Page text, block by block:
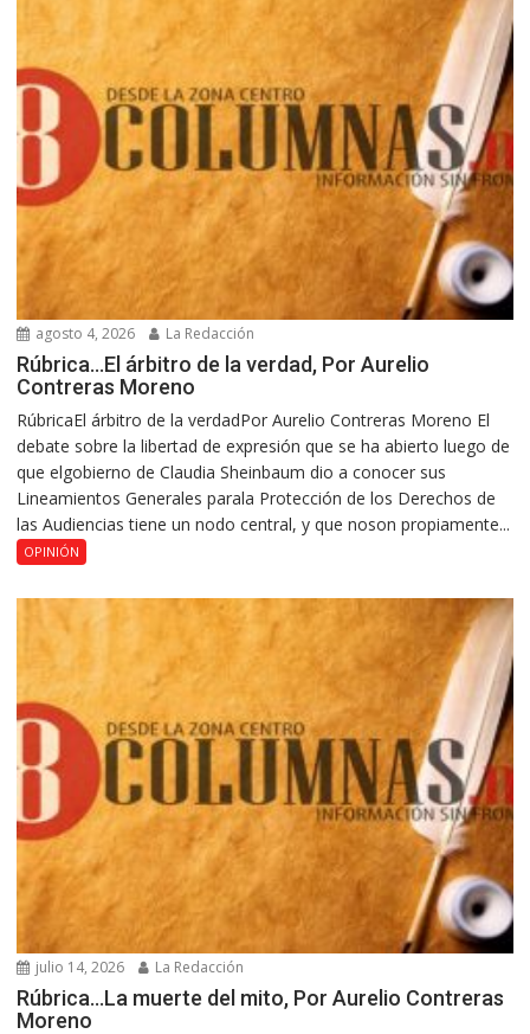
agosto 4, 2026 La Redacción
Rúbrica…El árbitro de la verdad, Por Aurelio
Contreras Moreno
RúbricaEl árbitro de la verdadPor Aurelio Contreras Moreno El
debate sobre la libertad de expresión que se ha abierto luego de
que elgobierno de Claudia Sheinbaum dio a conocer sus
Lineamientos Generales parala Protección de los Derechos de
las Audiencias tiene un nodo central, y que noson propiamente...
OPINIÓN
julio 14, 2026 La Redacción
Rúbrica…La muerte del mito, Por Aurelio Contreras
Moreno